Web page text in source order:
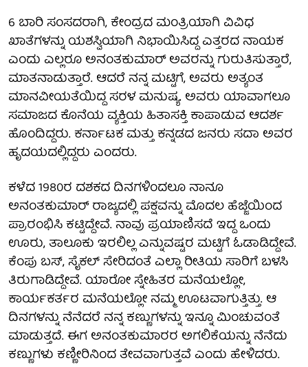
6 ಬಾರಿ ಸಂಸದರಾಗಿ, ಕೇಂದ್ರದ ಮಂತ್ರಿಯಾಗಿ ವಿವಿಧ
ಖಾತೆಗಳನ್ನು ಯಶಸ್ವಿಯಾಗಿ ನಿಭಾಯಿಸಿದ್ದ ಎತ್ತರದ ನಾಯಕ
ಎಂದು ಎಲ್ಲರೂ ಅನಂತಕುಮಾರ್ ಅವರನ್ನು ಗುರುತಿಸುತ್ತಾರೆ,
ಮಾತನಾಡುತ್ತಾರೆ. ಆದರೆ ನನ್ನ ಮಟ್ಟಿಗೆ, ಅವರು ಅತ್ಯಂತ
ಮಾನವೀಯತೆಯಿದ್ದ ಸರಳ ಮನುಷ್ಯ. ಅವರು ಯಾವಾಗಲೂ
ಸಮಾಜದ ಕೊನೆಯ ವ್ಯಕ್ತಿಯ ಹಿತಾಸಕ್ತಿ ಕಾಪಾಡುವ ಆದರ್ಶ
ಹೊಂದಿದ್ದರು. ಕರ್ನಾಟಕ ಮತ್ತು ಕನ್ನಡದ ಜನರು ಸದಾ ಅವರ
ಹೃದಯದಲ್ಲಿದ್ದರು ಎಂದರು.
ಕಳೆದ 1980ರ ದಶಕದ ದಿನಗಳಿಂದಲೂ ನಾನೂ
ಅನಂತಕುಮಾರ್ ರಾಜ್ಯದಲ್ಲಿ ಪಕ್ಷವನ್ನು ಮೊದಲ ಹೆಜ್ಜೆಯಿಂದ
ಪ್ರಾರಂಭಿಸಿ ಕಟ್ಟಿದ್ದೇವೆ. ನಾವು ಪ್ರಯಾಣಿಸದೆ ಇದ್ದ ಒಂದು
ಊರು, ತಾಲೂಕು ಇರಲಿಲ್ಲ ಎನ್ನುವಷ್ಟರ ಮಟ್ಟಿಗೆ ಓಡಾಡಿದ್ದೇವೆ.
ಕೆಂಪು ಬಸ್, ಸೈಕಲ್ ಸೇರಿದಂತೆ ಎಲ್ಲಾ ರೀತಿಯ ಸಾರಿಗೆ ಬಳಸಿ
ತಿರುಗಾಡಿದ್ದೇವೆ. ಯಾರೋ ಸ್ನೇಹಿತರ ಮನೆಯಲ್ಲೋ,
ಕಾರ್ಯಕರ್ತರ ಮನೆಯಲ್ಲೋ ನಮ್ಮ ಊಟವಾಗುತ್ತಿತ್ತು. ಆ
ದಿನಗಳನ್ನು ನೆನೆದರೆ ನನ್ನ ಕಣ್ಣುಗಳನ್ನು ಇನ್ನೂ ಮಿಂಚುವಂತೆ
ಮಾಡುತ್ತದೆ. ಈಗ ಅನಂತಕುಮಾರರ ಅಗಲಿಕೆಯನ್ನು ನೆನೆದು
ಕಣ್ಣುಗಳು ಕಣ್ಣೀರಿನಿಂದ ತೇವವಾಗುತ್ತವೆ ಎಂದು ಹೇಳಿದರು.